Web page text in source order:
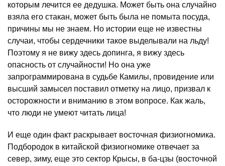
которым лечится ее дедушка. Может быть она случайно
взяла его стакан, может быть была не помыта посуда,
причины мы не знаем. Но истории еще не известны
случаи, чтобы сердечники такое выделывали на льду!
Поэтому я не вижу здесь допинга, я вижу здесь
опасность от случайности! Но она уже
запрограммирована в судьбе Камилы, провидение или
высший замысел поставил отметку на лицо, призвал к
осторожности и вниманию в этом вопросе. Как жаль,
что люди не умеют читать лица!
И еще один факт раскрывает восточная физиогномика.
Подбородок в китайской физиогномике отвечает за
север, зиму, еще это сектор Крысы, в ба-цзы (восточной